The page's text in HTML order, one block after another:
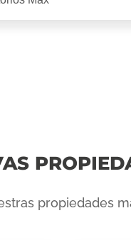
propiedades